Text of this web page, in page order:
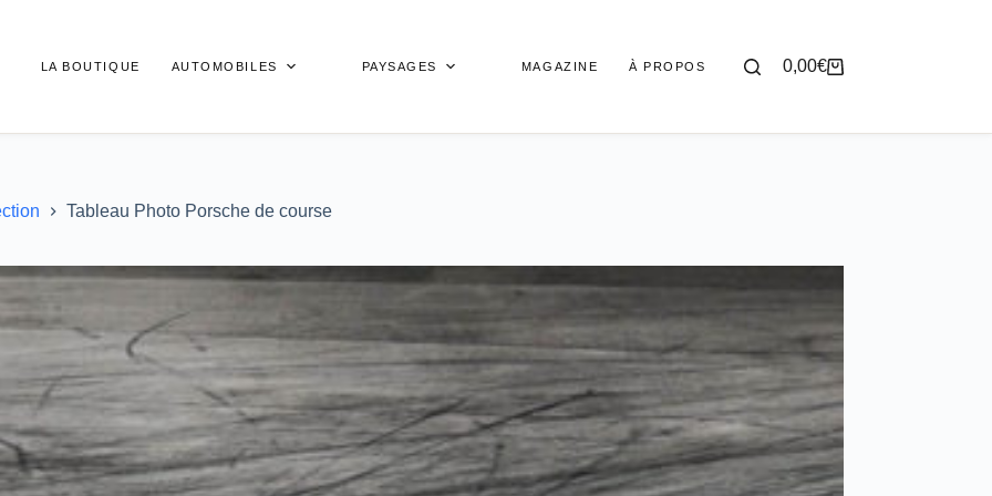
LA BOUTIQUE AUTOMOBILES PAYSAGES MAGAZINE À PROPOS
Panier
0,00€
Tableau Photo Porsche de course